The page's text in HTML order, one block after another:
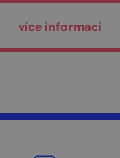
více informací